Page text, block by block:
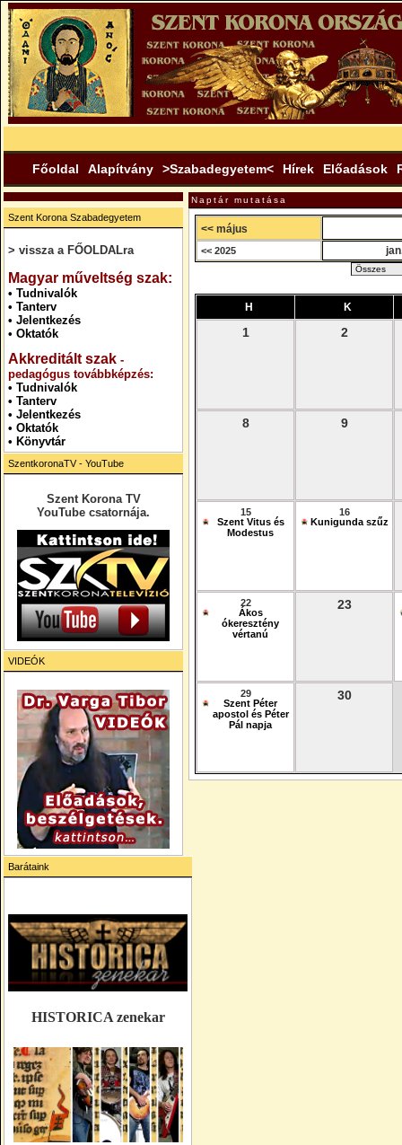
Főoldal Alapítvány >Szabadegyetem< Hírek Előadások
Szent Korona Szabadegyetem
> vissza a FŐOLDALra
Magyar műveltség szak:
• Tudnivalók
• Tanterv
• Jelentkezés
• Oktatók
Akkreditált szak -
pedagógus továbbképzés:
• Tudnivalók
• Tanterv
• Jelentkezés
• Oktatók
• Könyvtár
SzentkoronaTV - YouTube
Szent Korona TV
YouTube csatornája.
VIDEÓK
Barátaink
HISTORICA zenekar
Naptár mutatása
<< május
<< 2025
H K
1 2
8 9
15
Szent Vitus és
Modestus
16
Kunigunda szűz
22
Ákos
ókeresztény
vértanú
23
29
Szent Péter
apostol és Péter
Pál napja
30